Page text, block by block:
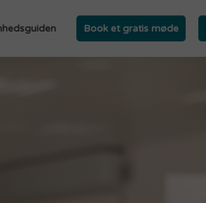
Book et gratis møde